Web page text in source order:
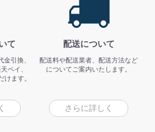
て
引換、
ペイ、
けます。
配送について
配送料や配送業者、配送方法など
についてご案内いたします。
さらに詳しく